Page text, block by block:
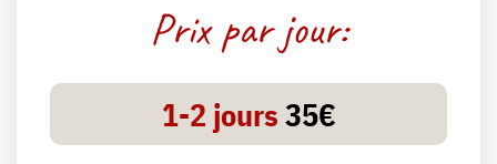
Prix par jour:
1-2 jours35€